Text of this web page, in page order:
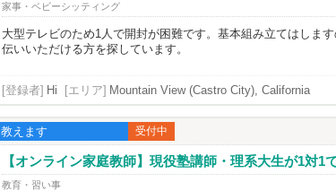
家事・ベビーシッティング
大型テレビのため1人で開封が困難です。基本組み立てはしま
伝いいただける方を探しています。
[登録者] Hi [エリア] Mountain View (Castro City), California
教えます 受付中
【オンライン家庭教師】現役塾講師・理系大生が1
教育・習い事